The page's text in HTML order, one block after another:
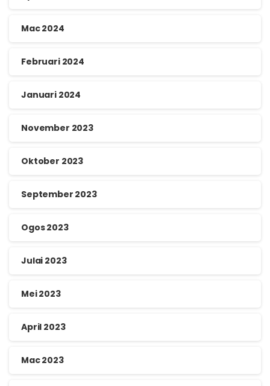
Mac 2024
Februari 2024
Januari 2024
November 2023
Oktober 2023
September 2023
Ogos 2023
Julai 2023
Mei 2023
April 2023
Mac 2023